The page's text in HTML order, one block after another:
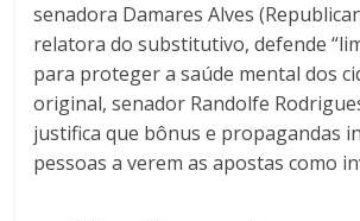
senadora Damares Alves
relatora do substitutivo, defende
para proteger a saúde mental dos
original, senador Randolfe
justifica que bônus e propagandas
pessoas a verem as apostas como